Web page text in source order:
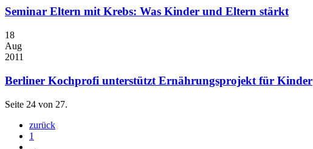
Seminar Eltern mit Krebs: Was Kinder und Eltern stärkt
18
Aug
2011
Berliner Kochprofi unterstützt Ernährungsprojekt für Kinder
Seite 24 von 27.
zurück
1
...